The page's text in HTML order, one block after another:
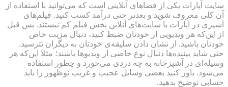
سایت آپارات یکی از فضاهای آنلاینی است که می‌توانید با استفاده از
آن کلی معروف شوید و بعدتر حتی درآمد کسب کنید. فیلم‌های
آشپزی در آپارات یا سایت‌های آنلاین پخش فیلم کم نیستند. پس قبل
از این‌که هر ویدیویی از خودتان ضبط کنید، دنبال مزیت خاص
خودتان باشید. از نشان دادن سلیقه‌ی خودتان به دیگران نترسید.
حتی شاید بیننده‌ها دنبال نوع خاصی از ویدیوها باشند؛ مثلا این‌که هر
وسیله‌ای در آشپزخانه به چه دردی می‌خورد و چطور استفاده
می‌شود. باور کنید بعضی وسایل عجیب و غریب نوظهور را باید
حسابی توضیح بدهید.